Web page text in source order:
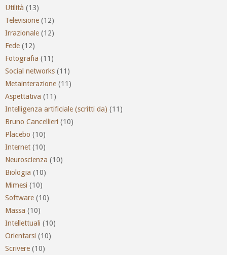
Utilità (13)
Televisione (12)
Irrazionale (12)
Fede (12)
Fotografia (11)
Social networks (11)
Metainterazione (11)
Aspettativa (11)
Intelligenza artificiale (scritti da) (11)
Bruno Cancellieri (10)
Placebo (10)
Internet (10)
Neuroscienza (10)
Biologia (10)
Mimesi (10)
Software (10)
Massa (10)
Intellettuali (10)
Orientarsi (10)
Scrivere (10)